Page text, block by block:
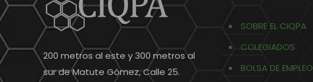
200 metros al este y 300 metros al
sur de Matute Gómez, Calle 25.
SOBRE EL CIQPA
COLEGIADOS
BOLSA DE EMPLEO